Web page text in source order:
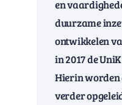
en
duurzame
ontwikkelen
in 2017 de
Hierin worden
verder